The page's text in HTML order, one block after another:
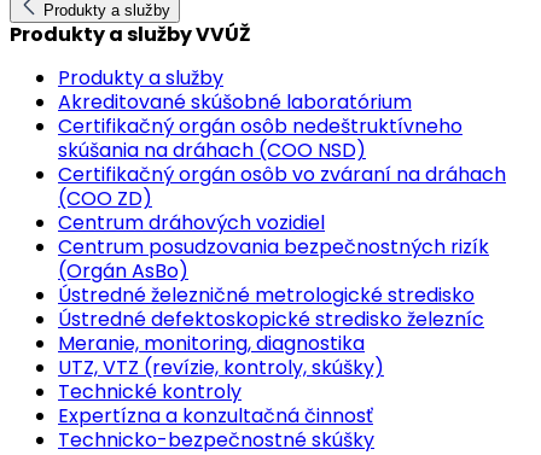
Produkty a služby
Produkty a služby VVÚŽ
Produkty a služby
Akreditované skúšobné laboratórium
Certifikačný orgán osôb nedeštruktívneho
skúšania na dráhach (COO NSD)
Certifikačný orgán osôb vo zváraní na dráhach
(COO ZD)
Centrum dráhových vozidiel
Centrum posudzovania bezpečnostných rizík
(Orgán AsBo)
Ústredné železničné metrologické stredisko
Ústredné defektoskopické stredisko železníc
Meranie, monitoring, diagnostika
UTZ, VTZ (revízie, kontroly, skúšky)
Technické kontroly
Expertízna a konzultačná činnosť
Technicko-bezpečnostné skúšky